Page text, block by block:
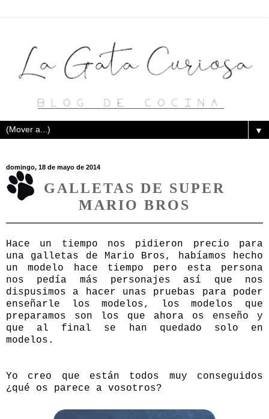
▼
domingo, 18 de mayo de 2014
GALLETAS DE SUPER
MARIO BROS
Hace un tiempo nos pidieron precio para
una galletas de Mario Bros, habíamos hecho
un modelo hace tiempo pero esta persona
nos pedía más personajes así que nos
dispusimos a hacer unas pruebas para poder
enseñarle los modelos, los modelos que
preparamos son los que ahora os enseño y
que al final se han quedado solo en
modelos.
Yo creo que están todos muy conseguidos
¿qué os parece a vosotros?